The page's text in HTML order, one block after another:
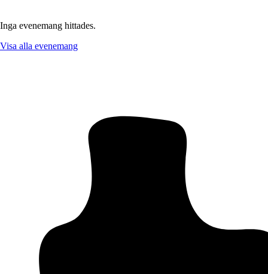
Inga evenemang hittades.
Visa alla evenemang